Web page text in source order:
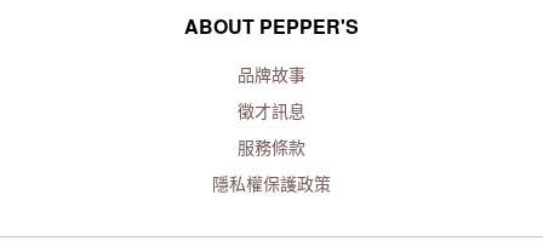
ABOUT PEPPER'S
品牌故事
徵才訊息
服務條款
隱私權保護政策